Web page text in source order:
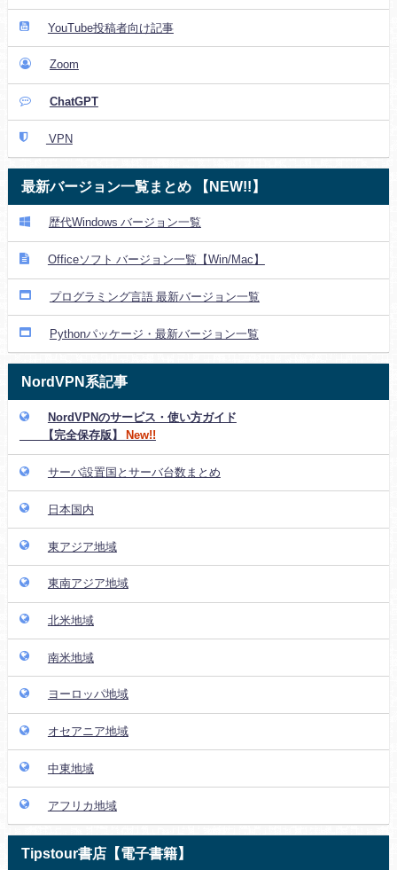
YouTube投稿者向け記事
Zoom
ChatGPT
VPN
最新バージョン一覧まとめ 【NEW!!】
歴代Windows バージョン一覧
Officeソフト バージョン一覧【Win/Mac】
プログラミング言語 最新バージョン一覧
Pythonパッケージ・最新バージョン一覧
NordVPN系記事
NordVPNのサービス・使い方ガイド
【完全保存版】
New!!
サーバ設置国とサーバ台数まとめ
日本国内
東アジア地域
東南アジア地域
北米地域
南米地域
ヨーロッパ地域
オセアニア地域
中東地域
アフリカ地域
Tipstour書店【電子書籍】